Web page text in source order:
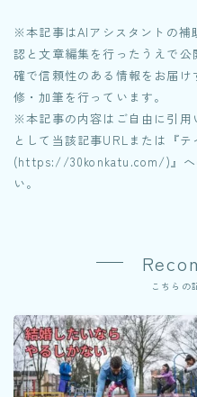
※本記事はAIアシスタントの補
認と文章編集を行ったうえで
確で信頼性のある情報をお届
修・加筆を行っています。
※本記事の内容はご自由に引用
として当該記事URLまたは『テ
(https://30konkatu.com/)』へ
い。
こちらの